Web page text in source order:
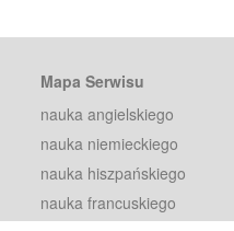
Mapa Serwisu
nauka angielskiego
nauka niemieckiego
nauka hiszpańskiego
nauka francuskiego